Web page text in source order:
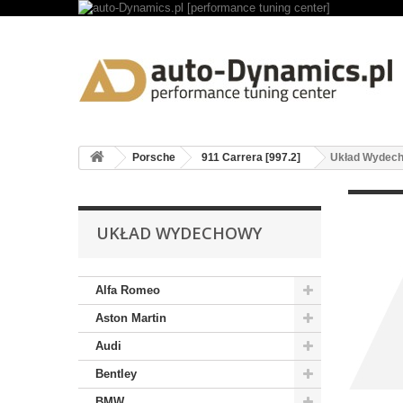
Porsche 911 Carrera [997.2] Układ
UKŁAD WYDECHOWY
Alfa Romeo
Aston Martin
Audi
Bentley